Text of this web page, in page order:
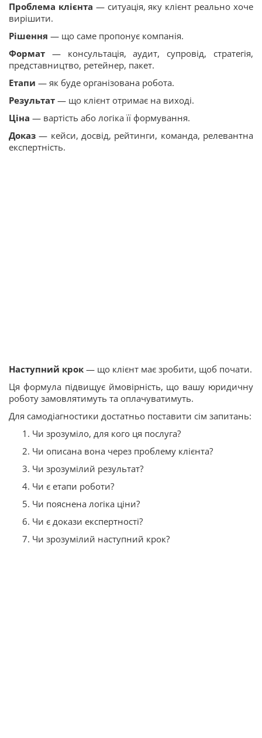
Проблема клієнта — ситуація, яку клієнт реально хоче
вирішити.
Рішення — що саме пропонує компанія.
Формат — консультація, аудит, супровід, стратегія,
представництво, ретейнер, пакет.
Етапи — як буде організована робота.
Результат — що клієнт отримає на виході.
Ціна — вартість або логіка її формування.
Доказ — кейси, досвід, рейтинги, команда, релевантна
експертність.
Наступний крок — що клієнт має зробити, щоб почати.
Ця формула підвищує ймовірність, що вашу юридичну
роботу замовлятимуть та оплачуватимуть.
Для самодіагностики достатньо поставити сім запитань:
Чи зрозуміло, для кого ця послуга?
Чи описана вона через проблему клієнта?
Чи зрозумілий результат?
Чи є етапи роботи?
Чи пояснена логіка ціни?
Чи є докази експертності?
Чи зрозумілий наступний крок?